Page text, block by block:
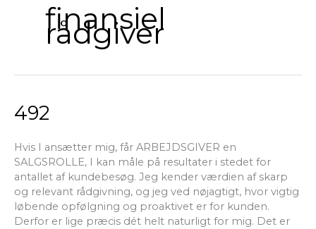
finansiel
rådgiver
492
Hvis I ansætter mig, får ARBEJDSGIVER en
SALGSROLLE, I kan måle på resultater i stedet for
antallet af kundebesøg. Jeg kender værdien af skarp
og relevant rådgivning, og jeg ved nøjagtigt, hvor vigtig
løbende opfølgning og proaktivet er for kunden.
Derfor er lige præcis dét helt naturligt for mig. Det er
492